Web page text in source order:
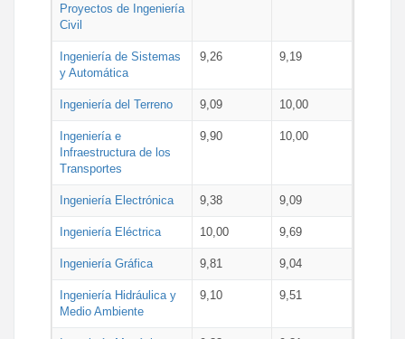
Proyectos de Ingeniería
Civil
Ingeniería de Sistemas
y Automática
9,26 9,19
Ingeniería del Terreno 9,09 10,00
Ingeniería e
Infraestructura de los
Transportes
9,90 10,00
Ingeniería Electrónica 9,38 9,09
Ingeniería Eléctrica 10,00 9,69
Ingeniería Gráfica 9,81 9,04
Ingeniería Hidráulica y
Medio Ambiente
9,10 9,51